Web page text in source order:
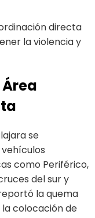
directa
la violencia y
se
como Periférico,
del sur y
la quema
colocación de